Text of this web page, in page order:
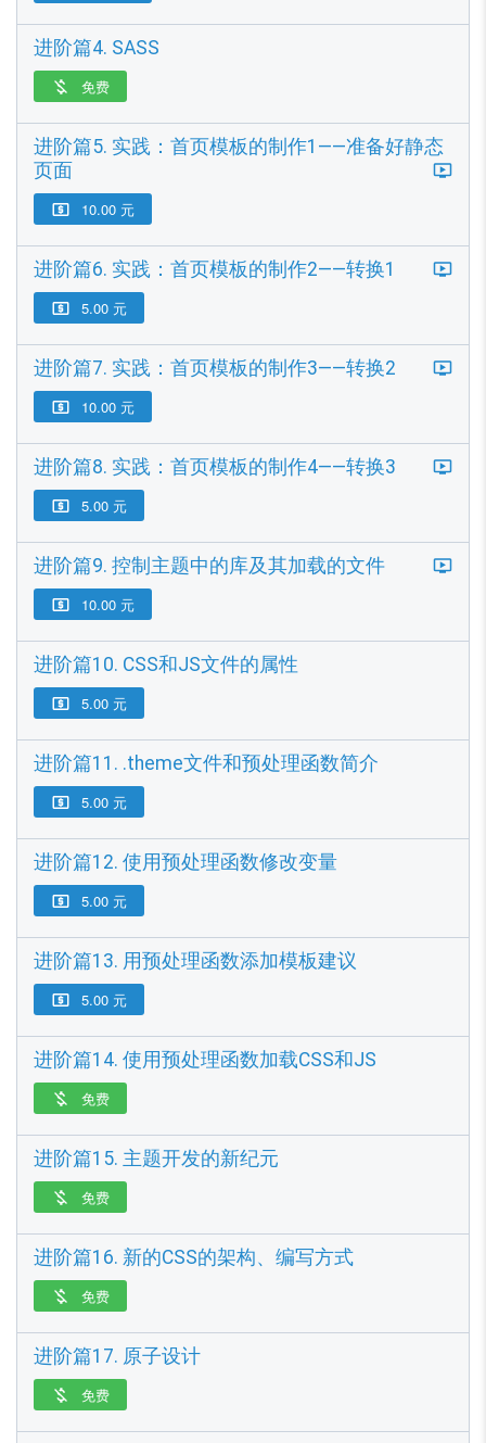
进阶篇4. SASS
 免费
进阶篇5. 实践：首页模板的制作1——准备好静态
页面
 10.00 元
进阶篇6. 实践：首页模板的制作2——转换1
 5.00 元
进阶篇7. 实践：首页模板的制作3——转换2
 10.00 元
进阶篇8. 实践：首页模板的制作4——转换3
 5.00 元
进阶篇9. 控制主题中的库及其加载的文件
 10.00 元
进阶篇10. CSS和JS文件的属性
 5.00 元
进阶篇11. .theme文件和预处理函数简介
 5.00 元
进阶篇12. 使用预处理函数修改变量
 5.00 元
进阶篇13. 用预处理函数添加模板建议
 5.00 元
进阶篇14. 使用预处理函数加载CSS和JS
 免费
进阶篇15. 主题开发的新纪元
 免费
进阶篇16. 新的CSS的架构、编写方式
 免费
进阶篇17. 原子设计
 免费